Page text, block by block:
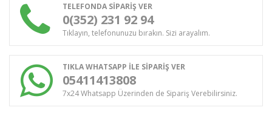
TELEFONDA SİPARİŞ VER
0(352) 231 92 94
Tıklayın, telefonunuzu bırakın. Sizi arayalım.
TIKLA WHATSAPP İLE SİPARİŞ VER
05411413808
7x24 Whatsapp Üzerinden de Sipariş Verebilirsiniz.